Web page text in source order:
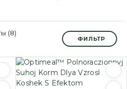
(8)
ФИЛЬТР